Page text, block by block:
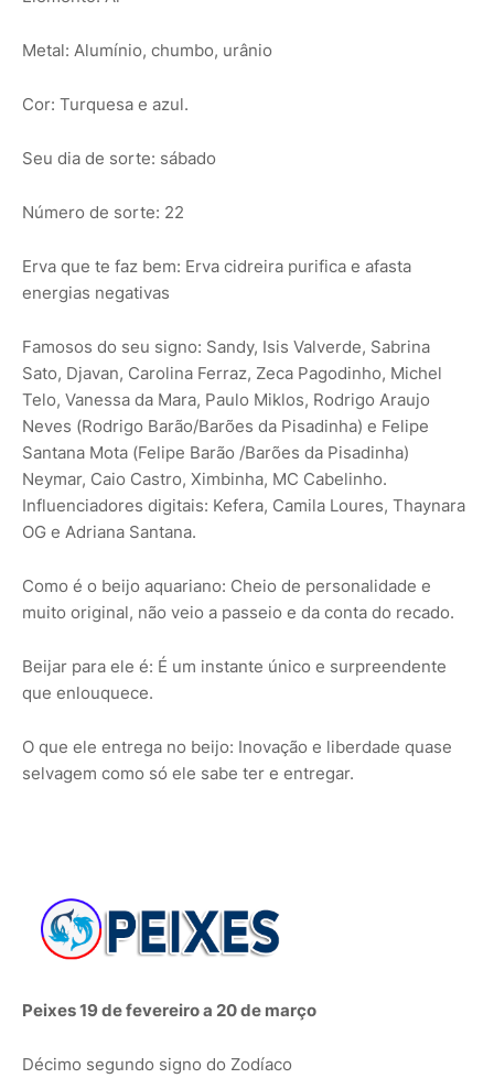
Metal: Alumínio, chumbo, urânio
Cor: Turquesa e azul.
Seu dia de sorte: sábado
Número de sorte: 22
Erva que te faz bem: Erva cidreira purifica e afasta
energias negativas
Famosos do seu signo: Sandy, Isis Valverde, Sabrina
Sato, Djavan, Carolina Ferraz, Zeca Pagodinho, Michel
Telo, Vanessa da Mara, Paulo Miklos, Rodrigo Araujo
Neves (Rodrigo Barão/Barões da Pisadinha) e Felipe
Santana Mota (Felipe Barão /Barões da Pisadinha)
Neymar, Caio Castro, Ximbinha, MC Cabelinho.
Influenciadores digitais: Kefera, Camila Loures, Thaynara
OG e Adriana Santana.
Como é o beijo aquariano: Cheio de personalidade e
muito original, não veio a passeio e da conta do recado.
Beijar para ele é: É um instante único e surpreendente
que enlouquece.
O que ele entrega no beijo: Inovação e liberdade quase
selvagem como só ele sabe ter e entregar.
Peixes 19 de fevereiro a 20 de março
Décimo segundo signo do Zodíaco